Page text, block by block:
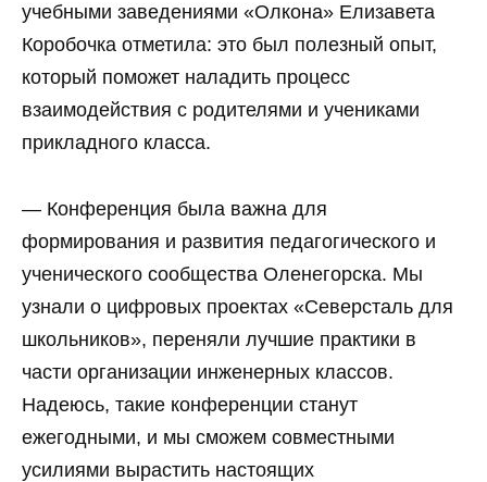
учебными заведениями «Олкона» Елизавета
Коробочка отметила: это был полезный опыт,
который поможет наладить процесс
взаимодействия с родителями и учениками
прикладного класса.
— Конференция была важна для
формирования и развития педагогического и
ученического сообщества Оленегорска. Мы
узнали о цифровых проектах «Северсталь для
школьников», переняли лучшие практики в
части организации инженерных классов.
Надеюсь, такие конференции станут
ежегодными, и мы сможем совместными
усилиями вырастить настоящих